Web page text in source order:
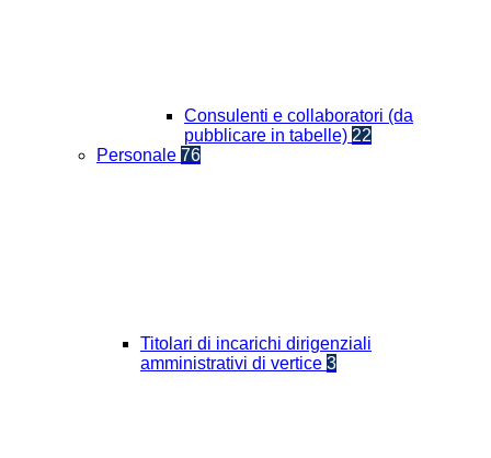
Consulenti e collaboratori (da
pubblicare in tabelle) 22
Personale 76
Titolari di incarichi dirigenziali
amministrativi di vertice 3